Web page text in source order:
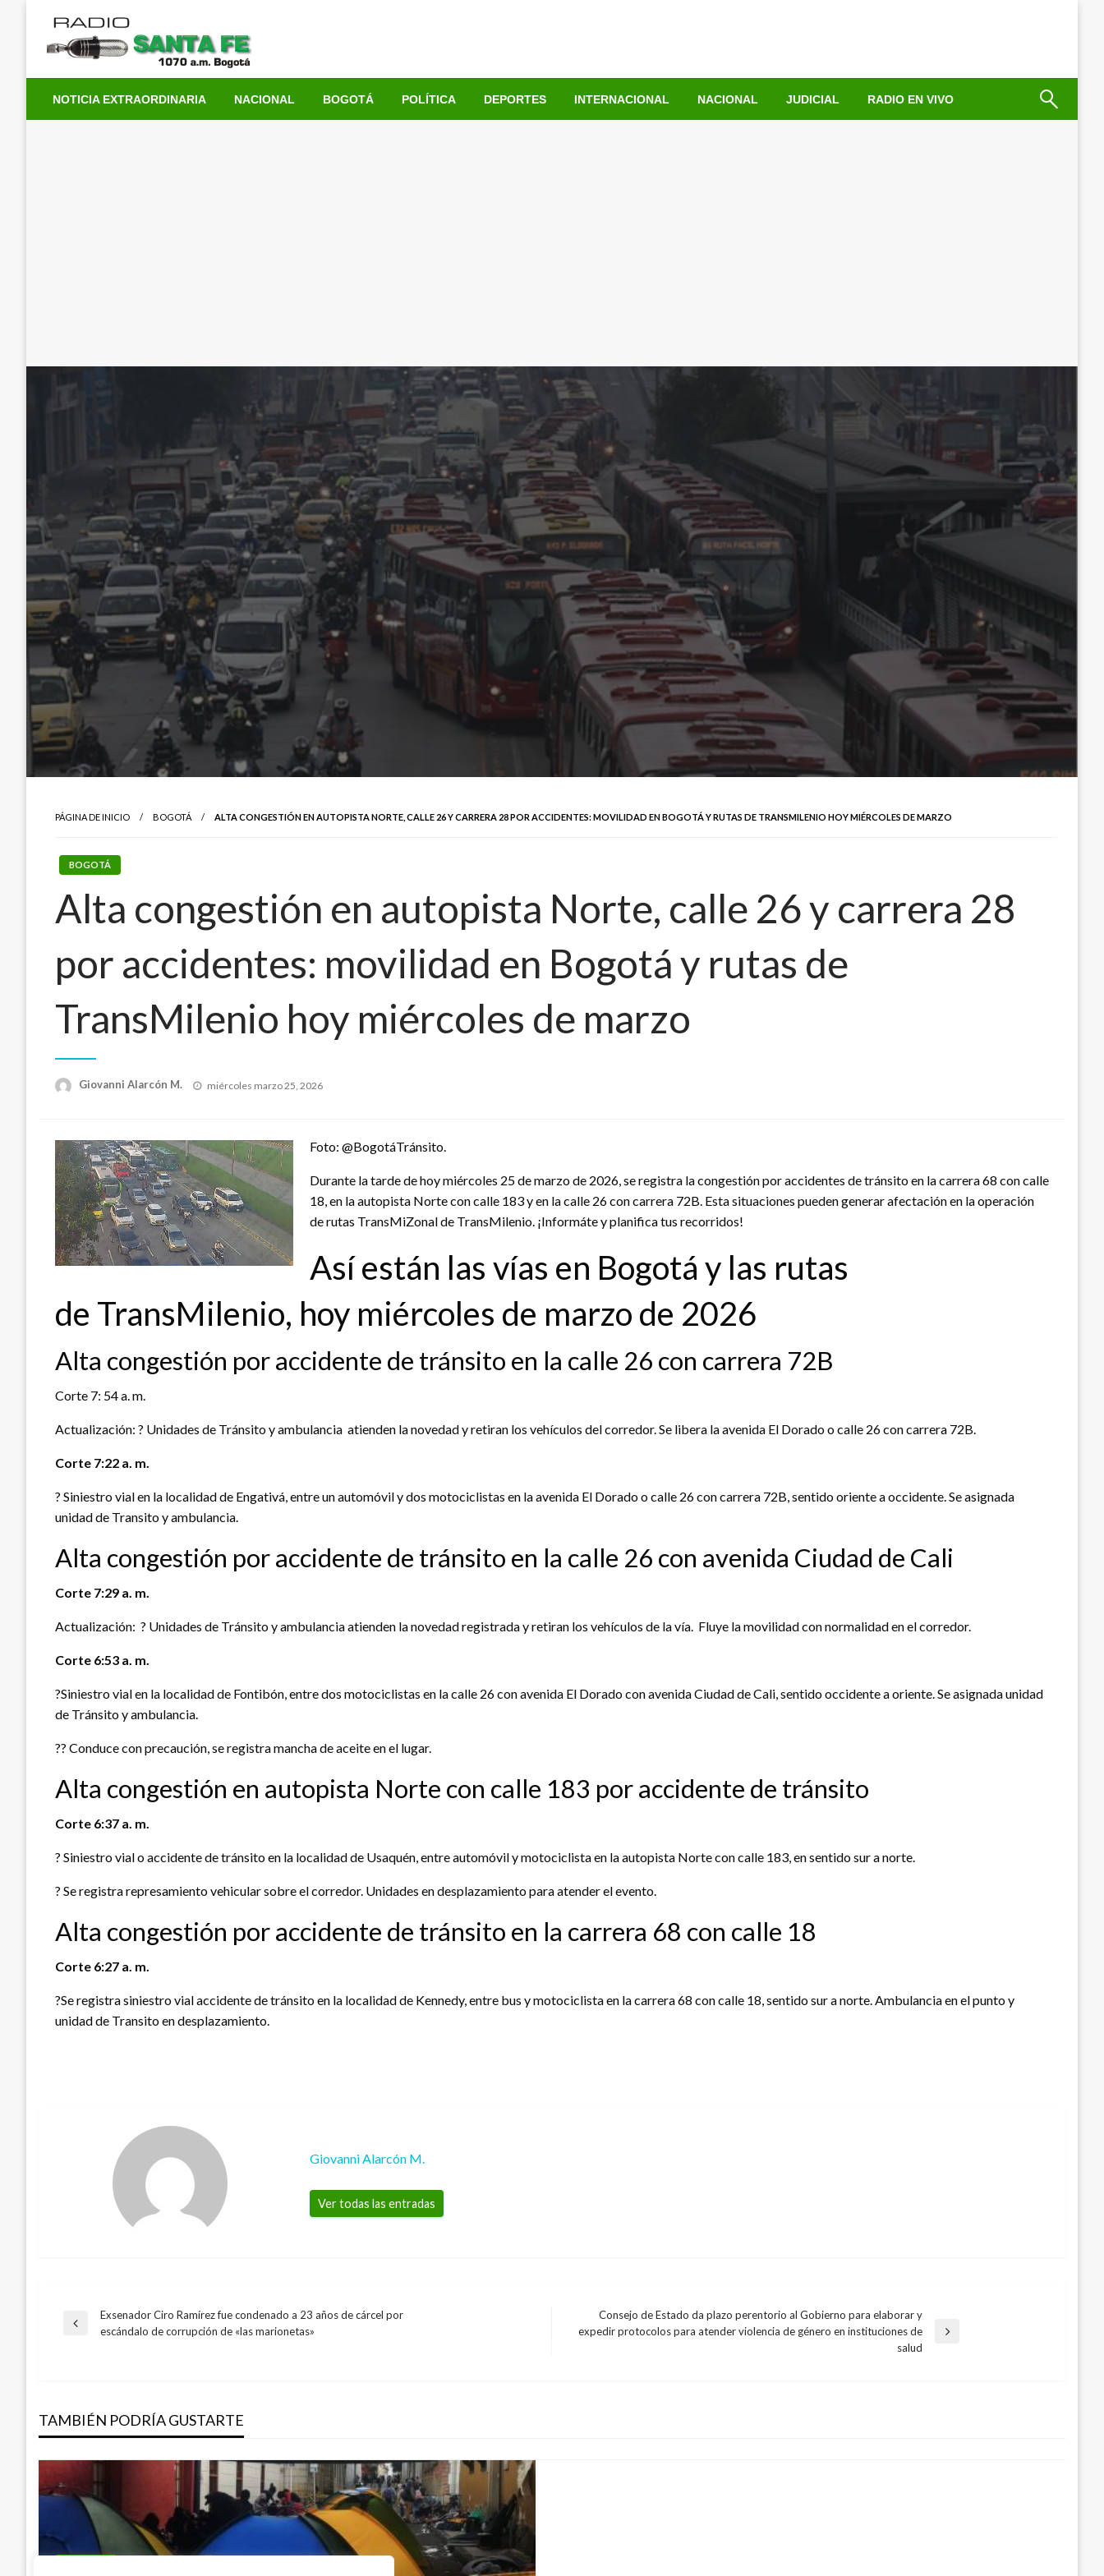
contenido
NOTICIA EXTRAORDINARIA NACIONAL BOGOTÁ POLÍTICA DEPORTES INTERNACIONAL NACIONAL JUDICIAL RADIO EN VIVO
PÁGINA DE INICIO BOGOTÁ ALTA CONGESTIÓN EN AUTOPISTA NORTE, CALLE 26 Y CARRERA 28 POR ACCIDENTES: MOVILIDAD EN BOGOTÁ Y RUTAS DE TRANSMILENIO HOY MIÉRCOLES DE MARZO
BOGOTÁ
Alta congestión en autopista Norte, calle 26 y carrera 28
por accidentes: movilidad en Bogotá y rutas de
TransMilenio hoy miércoles de marzo
Giovanni Alarcón M.
Publicado
miércoles marzo 25, 2026
Foto: @BogotáTránsito.
Durante la tarde de hoy miércoles 25 de marzo de 2026, se registra la congestión por accidentes de tránsito en la carrera 68 con calle
18, en la autopista Norte con calle 183 y en la calle 26 con carrera 72B. Esta situaciones pueden generar afectación en la operación
de rutas TransMiZonal de TransMilenio. ¡Informáte y planifica tus recorridos!
Así están las vías en Bogotá y las rutas
de TransMilenio, hoy miércoles de marzo de 2026
Alta congestión por accidente de tránsito en la calle 26 con carrera 72B
Corte 7: 54 a. m.
Actualización: ? Unidades de Tránsito y ambulancia atienden la novedad y retiran los vehículos del corredor. Se libera la avenida El Dorado o calle 26 con carrera 72B.
Corte 7:22 a. m.
? Siniestro vial en la localidad de Engativá, entre un automóvil y dos motociclistas en la avenida El Dorado o calle 26 con carrera 72B, sentido oriente a occidente. Se asignada
unidad de Transito y ambulancia.
Alta congestión por accidente de tránsito en la calle 26 con avenida Ciudad de Cali
Corte 7:29 a. m.
Actualización: ? Unidades de Tránsito y ambulancia atienden la novedad registrada y retiran los vehículos de la vía. Fluye la movilidad con normalidad en el corredor.
Corte 6:53 a. m.
?Siniestro vial en la localidad de Fontibón, entre dos motociclistas en la calle 26 con avenida El Dorado con avenida Ciudad de Cali, sentido occidente a oriente. Se asignada unidad
de Tránsito y ambulancia.
?? Conduce con precaución, se registra mancha de aceite en el lugar.
Alta congestión en autopista Norte con calle 183 por accidente de tránsito
Corte 6:37 a. m.
? Siniestro vial o accidente de tránsito en la localidad de Usaquén, entre automóvil y motociclista en la autopista Norte con calle 183, en sentido sur a norte.
? Se registra represamiento vehicular sobre el corredor. Unidades en desplazamiento para atender el evento.
Alta congestión por accidente de tránsito en la carrera 68 con calle 18
Corte 6:27 a. m.
?Se registra siniestro vial accidente de tránsito en la localidad de Kennedy, entre bus y motociclista en la carrera 68 con calle 18, sentido sur a norte. Ambulancia en el punto y
unidad de Transito en desplazamiento.
Giovanni Alarcón M.
Ver todas las entradas
Navegación
entradas
Entrada
Exsenador Ciro Ramírez fue condenado a 23 años de cárcel por
escándalo de corrupción de «las marionetas»
Entrada
Consejo de Estado da plazo perentorio al Gobierno para elaborar y
expedir protocolos para atender violencia de género en instituciones de
salud
TAMBIÉN PODRÍA GUSTARTE